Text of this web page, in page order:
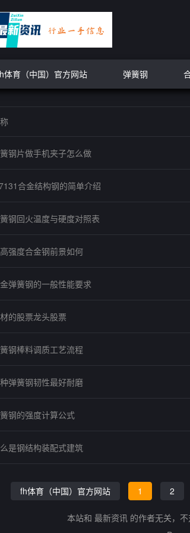
体育（中国）官方网站 弹簧钢
钢片做手机夹子怎么做
合金结构钢的简单介绍
钢回火温度与硬度对照表
强度合金钢前景如何
弹簧钢的一般性能要求
的股票龙头股票
钢棒料调质工艺流程
弹簧钢韧性最好耐磨
钢的强度计算公式
是钢结构装配式建筑
fh体育（中国）官方网站 1 2
本站和 最新资讯 的作者无关，